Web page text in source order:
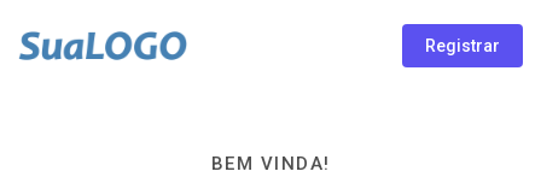
Registrar
BEM VINDA!